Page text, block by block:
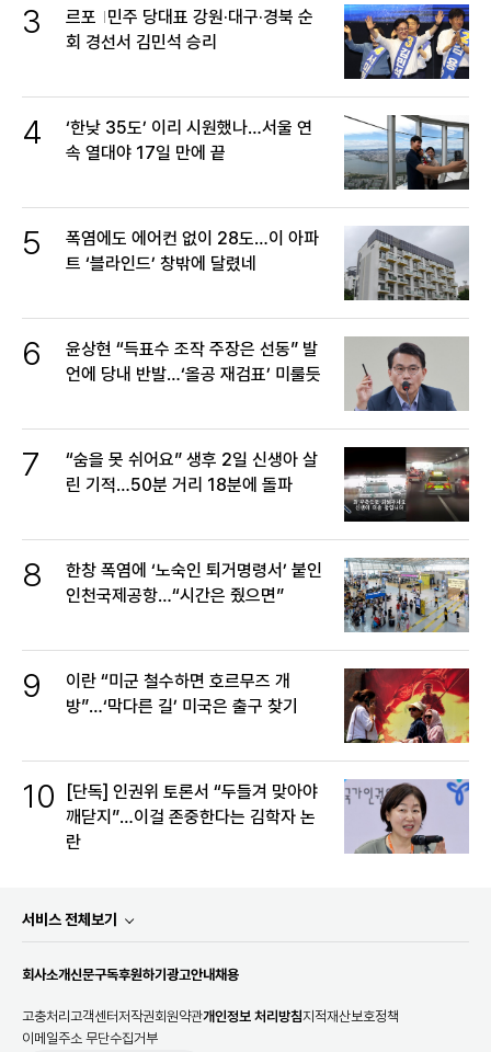
3 르포
민주 당대표 강원·대구·경북 순
회 경선서 김민석 승리
4
‘한낮 35도’ 이리 시원했나…서울 연
속 열대야 17일 만에 끝
5
폭염에도 에어컨 없이 28도…이 아파
트 ‘블라인드’ 창밖에 달렸네
6
윤상현 “득표수 조작 주장은 선동” 발
언에 당내 반발…‘올공 재검표’ 미룰듯
7
“숨을 못 쉬어요” 생후 2일 신생아 살
린 기적…50분 거리 18분에 돌파
8
한창 폭염에 ‘노숙인 퇴거명령서’ 붙인
인천국제공항…“시간은 줬으면”
9
이란 “미군 철수하면 호르무즈 개
방”…‘막다른 길’ 미국은 출구 찾기
10
[단독] 인권위 토론서 “두들겨 맞아야
깨닫지”…이걸 존중한다는 김학자 논
란
서비스 전체보기
회사소개신문구독후원하기 광고안내채용
고충처리 고객센터저작권회원약관개인정보 처리방침지적재산보호정책
이메일주소 무단수집거부